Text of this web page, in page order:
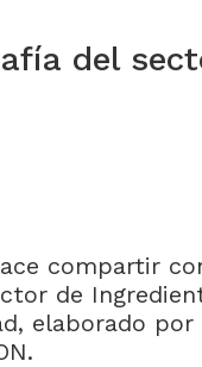
del
compartir
de
elaborado